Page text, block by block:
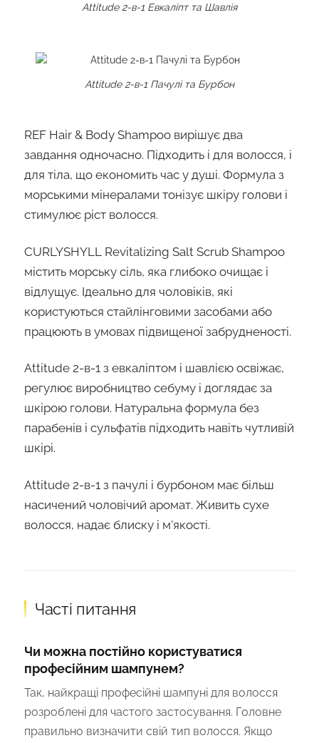
Attitude 2-в-1 Евкаліпт та Шавлія
Attitude 2-в-1 Пачулі та Бурбон
REF Hair & Body Shampoo вирішує два
завдання одночасно. Підходить і для волосся, і
для тіла, що економить час у душі. Формула з
морськими мінералами тонізує шкіру голови і
стимулює ріст волосся.
CURLYSHYLL Revitalizing Salt Scrub Shampoo
містить морську сіль, яка глибоко очищає і
відлущує. Ідеально для чоловіків, які
користуються стайлінговими засобами або
працюють в умовах підвищеної забрудненості.
Attitude 2-в-1 з евкаліптом і шавлією освіжає,
регулює виробництво себуму і доглядає за
шкірою голови. Натуральна формула без
парабенів і сульфатів підходить навіть чутливій
шкірі.
Attitude 2-в-1 з пачулі і бурбоном має більш
насичений чоловічий аромат. Живить сухе
волосся, надає блиску і м'якості.
Часті питання
Чи можна постійно користуватися
професійним шампунем?
Так, найкращі професійні шампуні для волосся
розроблені для частого застосування. Головне
правильно визначити свій тип волосся. Якщо